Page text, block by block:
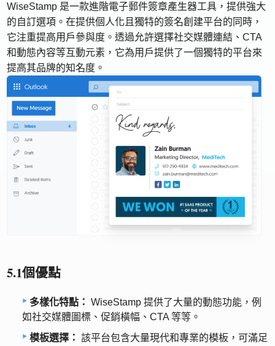
WiseStamp 是一款進階電子郵件簽章產生器工具，提供強大
的自訂選項。在提供個人化且獨特的簽名創建平台的同時，
它注重提高用戶參與度。透過允許選擇社交媒體連結、CTA
和動態內容等互動元素，它為用戶提供了一個獨特的平台來
提高其品牌的知名度。
5.1個優點
多樣化特點： WiseStamp 提供了大量的動態功能，例
如社交媒體圖標、促銷橫幅、CTA 等等。
模板選擇： 該平台包含大量現代和專業的模板，可滿足